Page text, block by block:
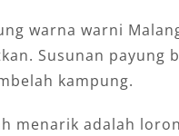
warna warni
Susunan payung
kampung.
menarik adalah